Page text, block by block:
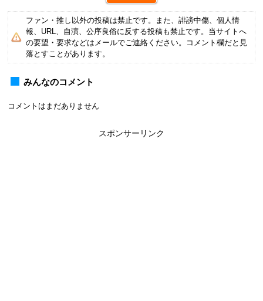
ファン・推し以外の投稿は禁止です。また、誹謗中傷、個人情
報、URL、自演、公序良俗に反する投稿も禁止です。当サイトへ
の要望・要求などはメールでご連絡ください。コメント欄だと見
落とすことがあります。
みんなのコメント
コメントはまだありません
スポンサーリンク